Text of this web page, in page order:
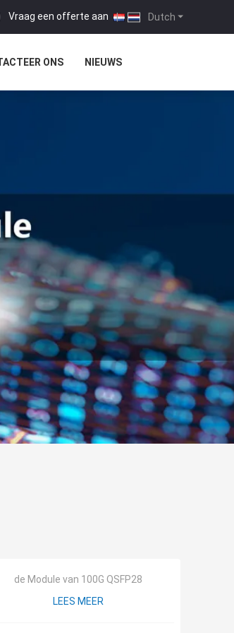
Dutch
Vraag een offerte aan |
ONS NIEUWS
de Module van 100G QSFP28
LEES MEER